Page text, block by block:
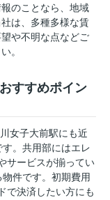
のことなら、地域
は、多種多様な賃
や不明な点などご
。
すすめポイン
女子大前駅にも近
。共用部にはエレ
サービスが揃ってい
件です。初期費用
で決済したい方にも